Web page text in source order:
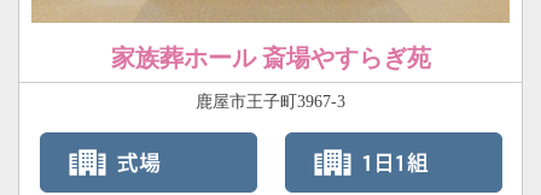
家族葬ホール 斎場やすらぎ苑
鹿屋市王子町3967-3